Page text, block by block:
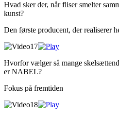
Hvad sker der, når fliser smelter
kunst?
Den første producent, der realiserer
Hvorfor vælger så mange
er NABEL?
Fokus på fremtiden